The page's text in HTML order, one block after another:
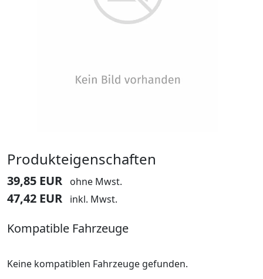
Produkteigenschaften
39,85 EUR ohne Mwst.
47,42 EUR inkl. Mwst.
Kompatible Fahrzeuge
Keine kompatiblen Fahrzeuge gefunden.